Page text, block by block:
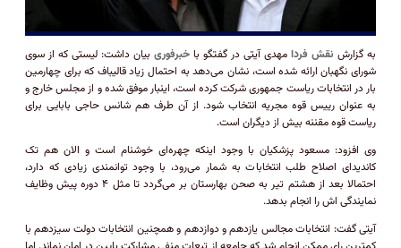
به گزارش نقش فردا مهدی آیتی در گفتگو با خبرفوری بیان داشت: لیستی که از سوی
شورای نگهبان ارائه شده است، نشان می‌دهد به احتمال زیاد قالیباف که برای چهارمین
بار در انتخابات ریاست جمهوری شرکت کرده است، اینبار موفق شده و از مجلس خارج و
به عنوان رییس قوه مجریه انتخاب شود. از آن طرف هم شانس حاجی بابایی برای
ریاست قوه مقننه بیش از دیگران است.
وی افزود: مسعود پزشکیان با وجود اینکه چهره‌ای خوشنام است و الان هم تک
کاندیدای اصلاح طلب انتخابات به شمار می‌رود، با وجود توانمندی زیادی که دارد،
احتمالا بعد از هشتم تیر به صحن بهارستان بر می‌گردد تا مثل ۴ دوره پیش وظایف
نمایندگی اش را انجام بدهد.
آیتی گفت: انتخابات مجالس یازدهم و دوازدهم و همچنین انتخابات دولت سیزدهم با